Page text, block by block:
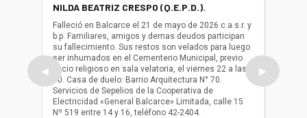
◀
NILDA BEATRIZ CRESPO (Q.E.P.D.).
Falleció en Balcarce el 21 de mayo de 2026 c.a.s.r. y
b.p. Familiares, amigos y demas deudos participan
su fallecimiento. Sus restos son velados para luego
ser inhumados en el Cementerio Municipal, previo
oficio religioso en sala velatoria, el viernes 22 a las
10. Casa de duelo: Barrio Arquitectura N° 70.
Servicios de Sepelios de la Cooperativa de
Electricidad «General Balcarce» Limitada, calle 15
Nº 519 entre 14 y 16, teléfono 42-2404.
ser
oficio
▶